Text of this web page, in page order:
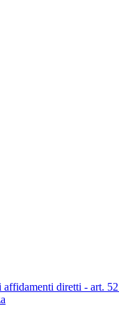
diretti - art.